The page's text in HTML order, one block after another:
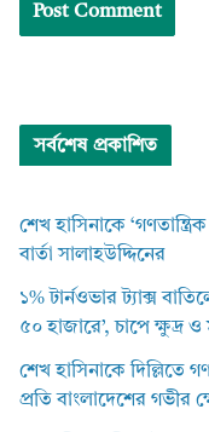
সর্বশেষ প্রকাশিত
শেখ হাসিনাকে
বার্তা সালাহউদ্দিনের
১% টার্নওভার ট্যাক্স
৫০ হাজারে’, চাপে ক্ষুদ্র ও
শেখ হাসিনাকে দিল্লিতে
প্রতি বাংলাদেশের গভীর